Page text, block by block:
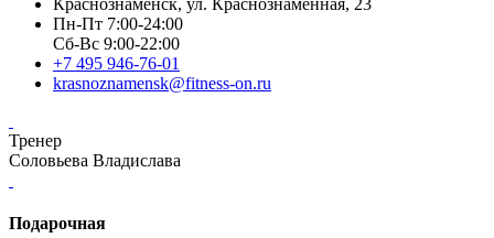
Краснознаменск, ул. Краснознаменная, 23
Пн-Пт 7:00-24:00
Сб-Вс 9:00-22:00
+7 495 946-76-01
krasnoznamensk@fitness-on.ru
Тренер
Соловьева Владислава
Подарочная